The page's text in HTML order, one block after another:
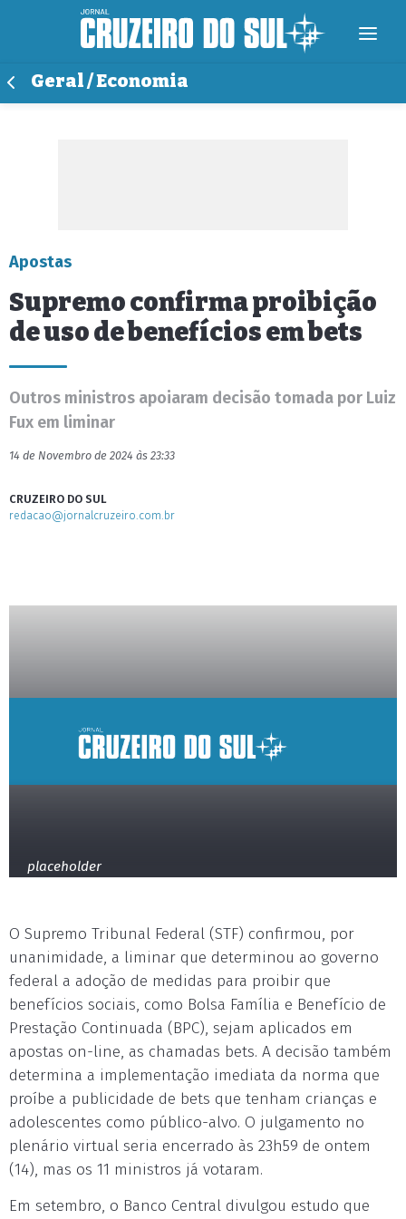
Geral / Economia
Apostas
Supremo confirma proibição
de uso de benefícios em bets
Outros ministros apoiaram decisão tomada por Luiz
Fux em liminar
14 de Novembro de 2024 às 23:33
CRUZEIRO DO SUL
redacao@jornalcruzeiro.com.br
placeholder
O Supremo Tribunal Federal (STF) confirmou, por
unanimidade, a liminar que determinou ao governo
federal a adoção de medidas para proibir que
benefícios sociais, como Bolsa Família e Benefício de
Prestação Continuada (BPC), sejam aplicados em
apostas on-line, as chamadas bets. A decisão também
determina a implementação imediata da norma que
proíbe a publicidade de bets que tenham crianças e
adolescentes como público-alvo. O julgamento no
plenário virtual seria encerrado às 23h59 de ontem
(14), mas os 11 ministros já votaram.
Em setembro, o Banco Central divulgou estudo que